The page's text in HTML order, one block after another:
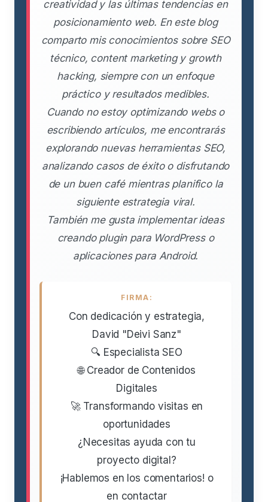
creatividad y las últimas tendencias en
posicionamiento web. En este blog
comparto mis conocimientos sobre SEO
técnico, content marketing y growth
hacking, siempre con un enfoque
práctico y resultados medibles.
Cuando no estoy optimizando webs o
escribiendo artículos, me encontrarás
explorando nuevas herramientas SEO,
analizando casos de éxito o disfrutando
de un buen café mientras planifico la
siguiente estrategia viral.
También me gusta implementar ideas
creando plugin para WordPress o
aplicaciones para Android.
FIRMA:
Con dedicación y estrategia,
David "Deivi Sanz"
🔍 Especialista SEO
🌐 Creador de Contenidos
Digitales
🚀 Transformando visitas en
oportunidades
¿Necesitas ayuda con tu
proyecto digital?
¡Hablemos en los comentarios! o
en contactar